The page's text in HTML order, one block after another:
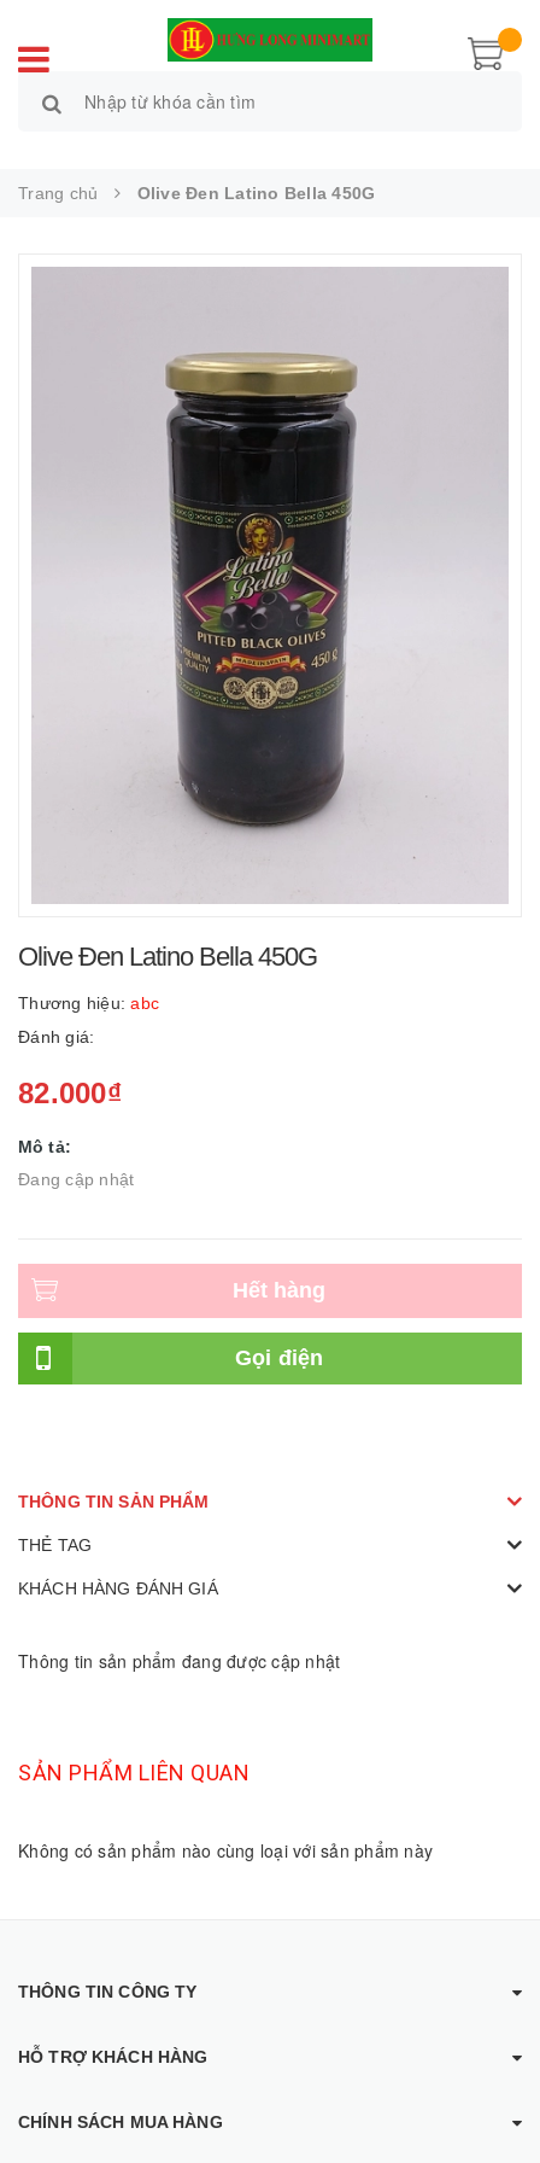
Trang chủ Olive Đen Latino Bella 450G
Olive Đen Latino Bella 450G
Thương hiệu: abc
Đánh giá:
82.000₫
Mô tả:
Đang cập nhật
Hết hàng
Gọi điện
THÔNG TIN SẢN PHẨM
THẺ TAG
KHÁCH HÀNG ĐÁNH GIÁ
Thông tin sản phẩm đang được cập nhật
SẢN PHẨM LIÊN QUAN
Không có sản phẩm nào cùng loại với sản phẩm này
THÔNG TIN CÔNG TY
HỖ TRỢ KHÁCH HÀNG
CHÍNH SÁCH MUA HÀNG